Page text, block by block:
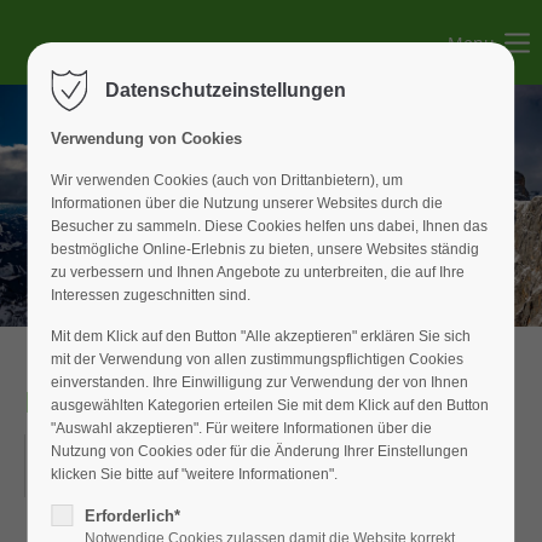
Der Eintrag "offcanvas-col2" existiert leider nicht.
Der Eintrag "offcanvas-col3" existiert leider nicht.
Der Eintrag "offcanvas-col4" existiert leider nicht.
Menu
Helmut Auernhammer
01.01.2025
ORT: ORT
Datenschutzeinstellungen
Verwendung von Cookies
Wir verwenden Cookies (auch von Drittanbietern), um
Informationen über die Nutzung unserer Websites durch die
Besucher zu sammeln. Diese Cookies helfen uns dabei, Ihnen das
bestmögliche Online-Erlebnis zu bieten, unsere Websites ständig
zu verbessern und Ihnen Angebote zu unterbreiten, die auf Ihre
Interessen zugeschnitten sind.
Mit dem Klick auf den Button "Alle akzeptieren" erklären Sie sich
mit der Verwendung von allen zustimmungspflichtigen Cookies
einverstanden. Ihre Einwilligung zur Verwendung der von Ihnen
ausgewählten Kategorien erteilen Sie mit dem Klick auf den Button
"Auswahl akzeptieren". Für weitere Informationen über die
Nutzung von Cookies oder für die Änderung Ihrer Einstellungen
klicken Sie bitte auf "weitere Informationen".
Erforderlich*
Notwendige Cookies zulassen damit die Website korrekt